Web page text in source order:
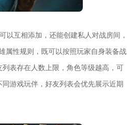
以互相添加，还能创建私人对战房间，
属性规则，既可以按照玩家自身装备战
表存在人数上限，角色等级越高，可
游戏玩伴，好友列表会优先展示近期